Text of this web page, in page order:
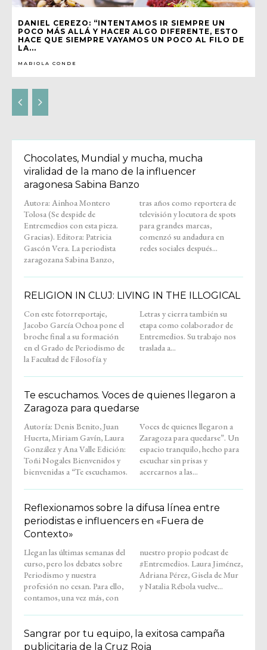
DANIEL CEREZO: “INTENTAMOS IR SIEMPRE UN
POCO MÁS ALLÁ Y HACER ALGO DIFERENTE, ESTO
HACE QUE SIEMPRE VAYAMOS UN POCO AL FILO DE
LA...
MARIOLA CONDE
Chocolates, Mundial y mucha, mucha
viralidad de la mano de la influencer
aragonesa Sabina Banzo
Autora: Ainhoa Montero
Tolosa (Se despide de
Entremedios con esta pieza.
Gracias). Editora: Patricia
Gascón Vera. La periodista
zaragozana Sabina Banzo,
tras años como reportera de
televisión y locutora de spots
para grandes marcas,
comenzó su andadura en
redes sociales después...
RELIGION IN CLUJ: LIVING IN THE ILLOGICAL
Con este fotorreportaje,
Jacobo García Ochoa pone el
broche final a su formación
en el Grado de Periodismo de
la Facultad de Filosofía y
Letras y cierra también su
etapa como colaborador de
Entremedios. Su trabajo nos
traslada a...
Te escuchamos. Voces de quienes llegaron a
Zaragoza para quedarse
Autoría: Denis Benito, Juan
Huerta, Miriam Gavín, Laura
González y Ana Valle Edición:
Toñi Nogales Bienvenidos y
bienvenidas a “Te escuchamos.
Voces de quienes llegaron a
Zaragoza para quedarse”. Un
espacio tranquilo, hecho para
escuchar sin prisas y
acercarnos a las...
Reflexionamos sobre la difusa línea entre
periodistas e influencers en «Fuera de
Contexto»
Llegan las últimas semanas del
curso, pero los debates sobre
Periodismo y nuestra
profesión no cesan. Para ello,
contamos, una vez más, con
nuestro propio podcast de
#Entremedios. Laura Jiménez,
Adriana Pérez, Gisela de Mur
y Natalia Rébola vuelve...
Sangrar por tu equipo, la exitosa campaña
publicitaria de la Cruz Roja